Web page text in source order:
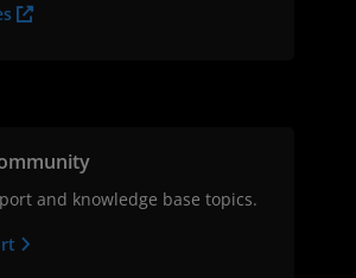
and knowledge base topics.